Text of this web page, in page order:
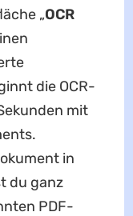
„OCR
die OCR-
mit
in
du ganz
PDF-